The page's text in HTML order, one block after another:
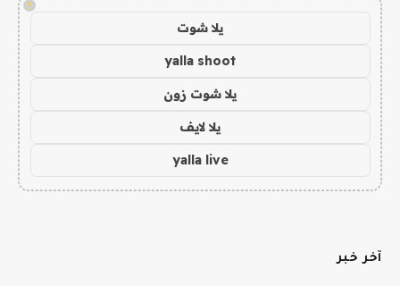
!
يلا شوت
yalla shoot
يلا شوت زون
يلا لايف
yalla live
آخر خبر